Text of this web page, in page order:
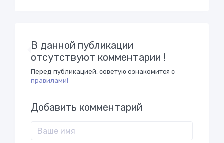
В данной публикации
отсутствуют комментарии !
Перед публикацией, советую ознакомится с
правилами!
Добавить комментарий